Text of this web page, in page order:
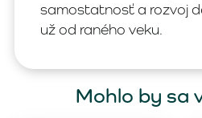
samostatnosť a rozvoj
už od raného veku.
Mohlo by sa